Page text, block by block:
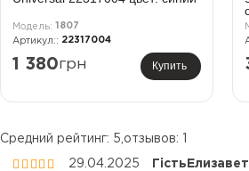
1807
22317004
1 380грн Купить
Средний рейтинг: 5 ,отзывов:

 29.04.2025